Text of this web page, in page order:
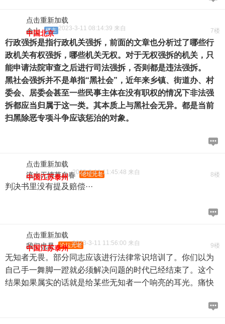
点击重新加载
7楼
金山 楼主 2023-3-11 08:14:39 来自
中国北京
行政强拆是指行政机关强拆，前面的文章也分析过了哪些行
政机关有权强拆，哪些机关无权。对于无权强拆的机关，只
能申请法院审查之后进行司法强拆，否则都是违法强拆。
黑社会强拆并不是单指“黑社会”，近年来乡镇、街道办、村
委会、居委会甚至一些民事主体在没有职权的情况下非法强
拆都应当归属于这一类。其本质上与黑社会无异。都是当前
扫黑除恶专项斗争应该惩治的对象。
点击重新加载
8楼
流水无情草自春 论坛元老
2023-3-11 11:45:48 来自
中国江苏泰州
判决书里没有提及赔偿···
点击重新加载
9楼
我们也是 论坛元老2023-3-11 11:56:00 来自
中国江苏泰州
无知者无畏。部分同志应该进行法律常识培训了。你们以为
自己手一舞脚一蹬就必须解决问题的时代已经结束了。这个
结果如果属实的话就是给某些无知者一个响亮的耳光。痛快